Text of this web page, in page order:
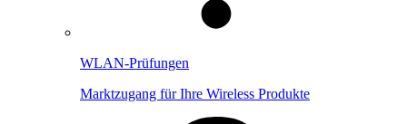
WLAN-Prüfungen
Marktzugang für Ihre Wireless Produkte